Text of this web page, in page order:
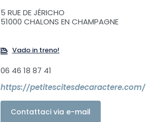
5 RUE DE JÉRICHO
51000 CHALONS EN CHAMPAGNE
Vado in treno!
06 46 18 87 41
https://petitescitesdecaractere.com/
Contattaci via e-mail